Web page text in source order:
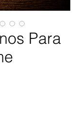
Para